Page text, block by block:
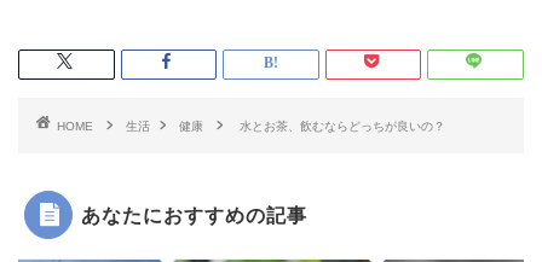
HOME 生活 健康 水とお茶、飲むならどっちが良いの？
あなたにおすすめの記事